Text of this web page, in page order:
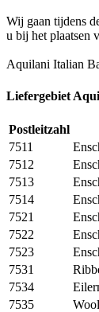
Wij gaan tijdens
u bij het plaatsen
Aquilani Italian
Liefergebiet
Postleitzahl
7511
7512
7513
7514
7521
7522
7523
7531
7534
7535